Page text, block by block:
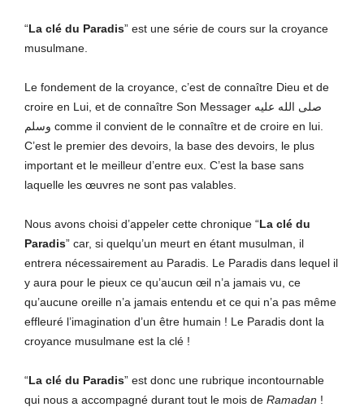
“La clé du Paradis” est une série de cours sur la croyance
musulmane.
Le fondement de la croyance, c’est de connaître Dieu et de
croire en Lui, et de connaître Son Messager صلى الله عليه
وسلم comme il convient de le connaître et de croire en lui.
C’est le premier des devoirs, la base des devoirs, le plus
important et le meilleur d’entre eux. C’est la base sans
laquelle les œuvres ne sont pas valables.
Nous avons choisi d’appeler cette chronique “La clé du
Paradis” car, si quelqu’un meurt en étant musulman, il
entrera nécessairement au Paradis. Le Paradis dans lequel il
y aura pour le pieux ce qu’aucun œil n’a jamais vu, ce
qu’aucune oreille n’a jamais entendu et ce qui n’a pas même
effleuré l’imagination d’un être humain ! Le Paradis dont la
croyance musulmane est la clé !
“La clé du Paradis” est donc une rubrique incontournable
qui nous a accompagné durant tout le mois de Ramadan !